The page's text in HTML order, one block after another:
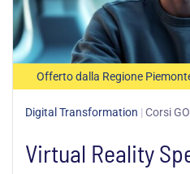
Offerto dalla Regione
Digital Transformation | Corsi
Virtual Reality